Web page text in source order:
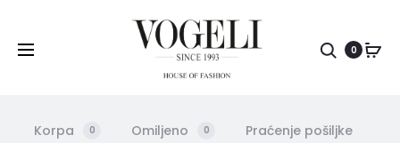
0
Korpa 0 Omiljeno 0 Praćenje pošiljke